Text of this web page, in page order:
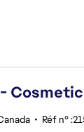
• Réf n°